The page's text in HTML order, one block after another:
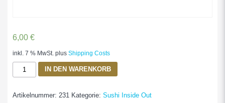
6,00 €
inkl. 7 % MwSt. plus Shipping Costs
California
Sesam
Krebsfleisch,
IN DEN WARENKORB
Artikelnummer: 231 Kategorie: Sushi Inside Out